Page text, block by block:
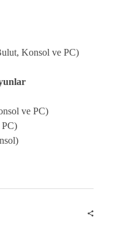
Konsol ve PC)
ve PC)